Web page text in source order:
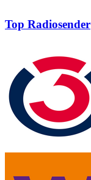
Top Radiosender